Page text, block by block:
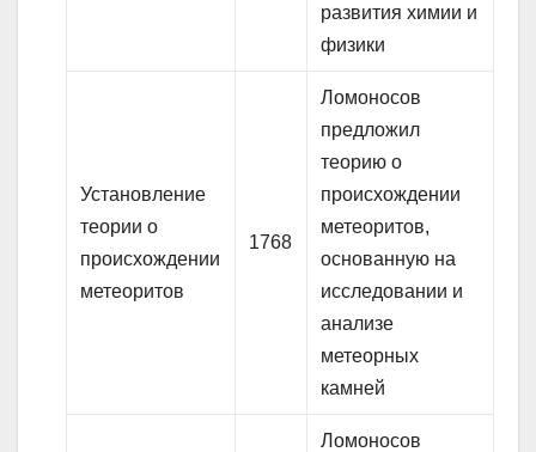
развития химии и
физики
Установление
теории о
происхождении
метеоритов
1768
Ломоносов
предложил
теорию о
происхождении
метеоритов,
основанную на
исследовании и
анализе
метеорных
камней
Ломоносов